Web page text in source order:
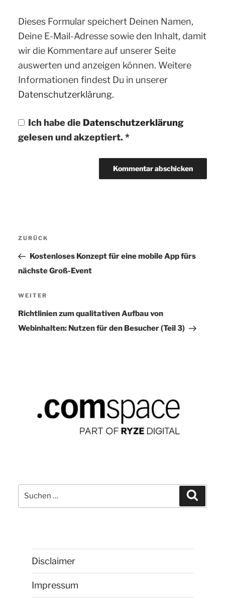
Dieses Formular speichert Deinen Namen,
Deine E-Mail-Adresse sowie den Inhalt, damit
wir die Kommentare auf unserer Seite
auswerten und anzeigen können. Weitere
Informationen findest Du in unserer
Datenschutzerklärung.
Ich habe die Datenschutzerklärung
gelesen und akzeptiert. *
Vorheriger
Beitrag
ZURÜCK
Kostenloses Konzept für eine mobile App fürs
nächste Groß-Event
Nächster
Beitrag
WEITER
Richtlinien zum qualitativen Aufbau von
Webinhalten: Nutzen für den Besucher (Teil 3)
Suchen
nach:
Disclaimer
Impressum